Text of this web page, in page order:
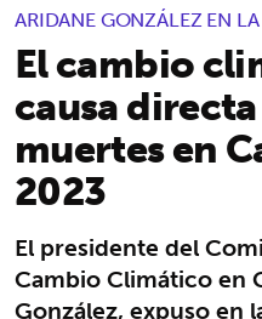
ARIDANE GONZÁLEZ EN
El cambio
causa
muertes en
2023
El presidente del
Cambio Climático en
González, expuso en